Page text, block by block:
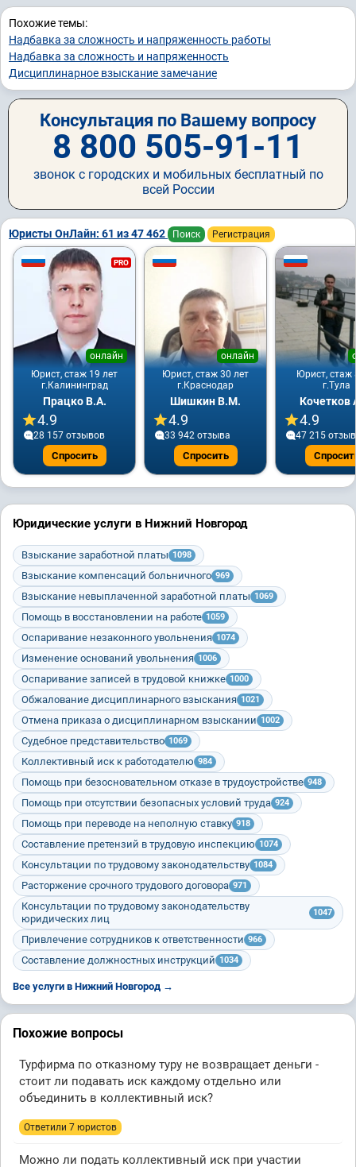
Похожие темы:
Надбавка за сложность и напряженность работы
Надбавка за сложность и напряженность
Дисциплинарное взыскание замечание
Консультация по Вашему вопросу
8 800 505-91-11
звонок с городских и мобильных бесплатный по
всей России
Юристы ОнЛайн: 61 из 47 462 Поиск Регистрация
PRO
Юрист, стаж 19 лет
онлайн
г.Калининград
Працко В.А.
4.9
28 157 отзывов
Спросить
Юрист, стаж 30 лет
онлайн
г.Краснодар
Шишкин В.М.
4.9
33 942 отзывa
Спросить
Юрист, стаж
г.Тула
Кочетков
4.9
47 215
Юридические услуги в Нижний Новгород
Взыскание заработной платы 1098
Взыскание компенсаций больничного 969
Взыскание невыплаченной заработной платы 1069
Помощь в восстановлении на работе 1059
Оспаривание незаконного увольнения 1074
Изменение оснований увольнения 1006
Оспаривание записей в трудовой книжке 1000
Обжалование дисциплинарного взыскания 1021
Отмена приказа о дисциплинарном взыскании 1002
Судебное представительство 1069
Коллективный иск к работодателю 984
Помощь при безосновательном отказе в трудоустройстве 948
Помощь при отсутствии безопасных условий труда 924
Помощь при переводе на неполную ставку 918
Составление претензий в трудовую инспекцию 1074
Консультации по трудовому законодательству 1084
Расторжение срочного трудового договора 971
Консультации по трудовому законодательству
юридических лиц
1047
Привлечение сотрудников к ответственности 966
Составление должностных инструкций 1034
Все услуги в Нижний Новгород →
Похожие вопросы
Турфирма по отказному туру не возвращает деньги -
стоит ли подавать иск каждому отдельно или
объединить в коллективный иск?
Ответили 7 юристов
Можно ли подать коллективный иск при участии